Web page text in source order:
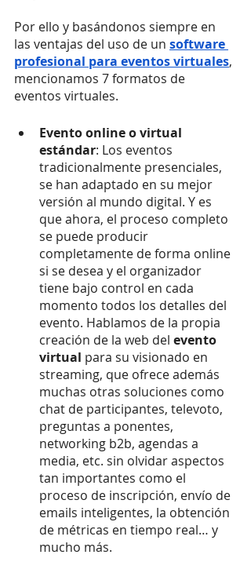
Por ello y basándonos siempre en
las ventajas del uso de un software
profesional para eventos virtuales,
mencionamos 7 formatos de
eventos virtuales.
Evento online o virtual
estándar: Los eventos
tradicionalmente presenciales,
se han adaptado en su mejor
versión al mundo digital. Y es
que ahora, el proceso completo
se puede producir
completamente de forma online
si se desea y el organizador
tiene bajo control en cada
momento todos los detalles del
evento. Hablamos de la propia
creación de la web del evento
virtual para su visionado en
streaming, que ofrece además
muchas otras soluciones como
chat de participantes, televoto,
preguntas a ponentes,
networking b2b, agendas a
media, etc. sin olvidar aspectos
tan importantes como el
proceso de inscripción, envío de
emails inteligentes, la obtención
de métricas en tiempo real… y
mucho más.